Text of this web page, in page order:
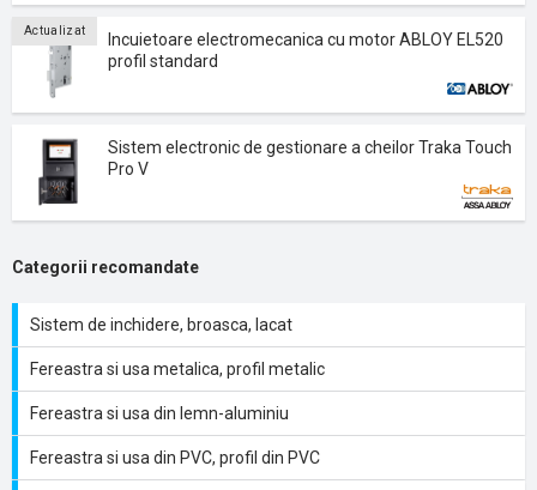
Actualizat
Incuietoare electromecanica cu motor ABLOY EL520
profil standard
Sistem electronic de gestionare a cheilor Traka Touch
Pro V
Categorii recomandate
Sistem de inchidere, broasca, lacat
Fereastra si usa metalica, profil metalic
Fereastra si usa din lemn-aluminiu
Fereastra si usa din PVC, profil din PVC